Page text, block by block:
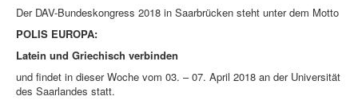
Der DAV-Bundeskongress 2018 in Saarbrücken steht unter dem Motto
POLIS EUROPA:
Latein und Griechisch verbinden
und findet in dieser Woche vom 03. – 07. April 2018 an der Universität
des Saarlandes statt.